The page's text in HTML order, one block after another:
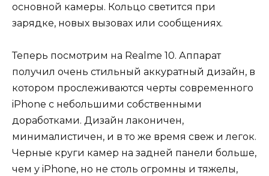
основной камеры. Кольцо светится при
зарядке, новых вызовах или сообщениях.
Теперь посмотрим на Realme 10. Аппарат
получил очень стильный аккуратный дизайн, в
котором прослеживаются черты современного
iPhone с небольшими собственными
доработками. Дизайн лаконичен,
минималистичен, и в то же время свеж и легок.
Черные круги камер на задней панели больше,
чем у iPhone, но не столь огромны и тяжелы,